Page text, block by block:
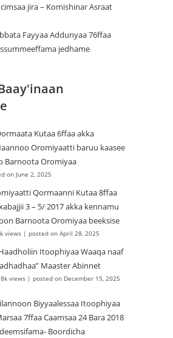
jira – Komishinar Asraat
Fayyaa Addunyaa 76ffaa
jedhame
Kutaa 6ffaa akka
Oromiyaatti baruu kaasee
Barnoota Oromiyaa
on June 2, 2025
Qormaanni Kutaa 8ffaa
3 – 5/ 2017 akka kennamu
Barnoota Oromiyaa beeksise
views | posted on April 28, 2025
Itoophiyaa Waaqa naaf
Maaster Abinnet
views | posted on December 15, 2025
Biyyaalessaa Itoophiyaa
7ffaa Caamsaa 24 Bara 2018
Boordicha